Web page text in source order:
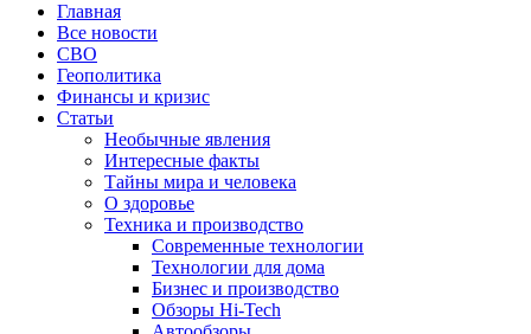
Главная
Все новости
СВО
Геополитика
Финансы и кризис
Статьи
Необычные явления
Интересные факты
Тайны мира и человека
О здоровье
Техника и производство
Современные технологии
Технологии для дома
Бизнес и производство
Обзоры Hi-Tech